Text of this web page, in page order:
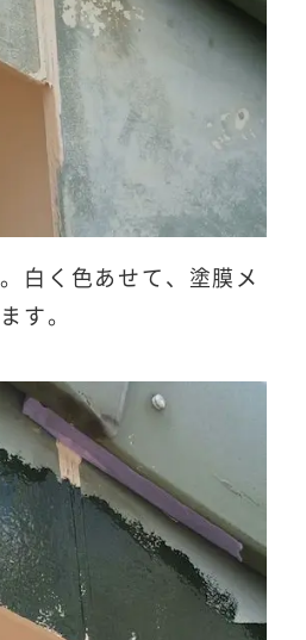
白く色あせて、塗膜メ
す。